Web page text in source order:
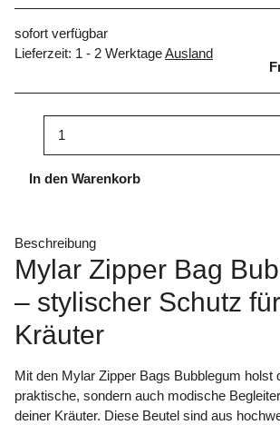
sofort verfügbar
Lieferzeit: 1 - 2 WerktageAusland
In den Warenkorb
Beschreibung
Mylar Zipper Bag
– stylischer Schutz
Kräuter
Mit den Mylar Zipper Bags Bubblegum holst
praktische, sondern auch modische
deiner Kräuter. Diese Beutel sind aus